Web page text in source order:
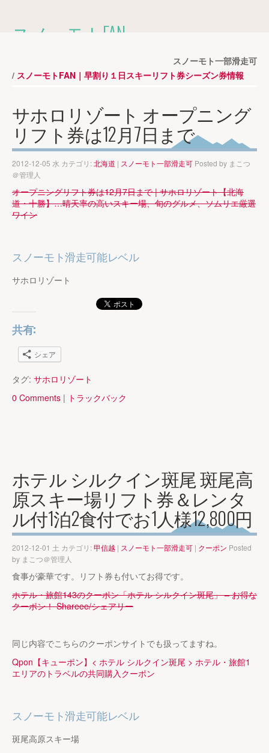
スノーモトFAN
早割１日券・シーズン券情報を掲載しています。
ホーム »早割りリフト券
スノーモト一部滑走可
スノーモトFAN｜早割り１日スキーリフト券シーズン券情報
サホロリゾート オープニング
リフト券は12月7日まで
2012-12-05 水 カテゴリ:北海道 | スノーモト一部滑走可 Posted by まこつ
＠管理人
オープニングリフト券は12月7日まで | サホロリゾート【北海
道・十勝】…晴天率の高いスキー場、旬のグルメ、ソムリエ厳選
ワイン
スノーモト滑走可能レベル
サホロリゾート
共有:
シェア
タグ: サホロリゾート
0 Comments | トラックバック
ホテル シルクイン斑尾 斑尾高
原スキー場リフト券＆レンタ
ル付1泊2食付でお1人様12,800円
2012-12-01 土 カテゴリ:甲信越 | スノーモト一部滑走可 | クーポン Posted
by まこつ＠管理人
食事が豪華です。リフト券も付いてお得です。
ホテル・旅館143のクーポン「ホテル シルクイン斑尾」 – お得な
クーポン！ Shareee/シェアリー
同じ内容でこちらのクーポンサイトでも扱ってますね。
Qpon【キューポン】< ホテル シルクイン斑尾 > ホテル・旅館1
エリアのトラベルの共同購入クーポン
スノーモト滑走可能レベル
斑尾高原スキー場